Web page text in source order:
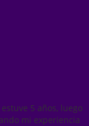
5 años, luego
mi experiencia